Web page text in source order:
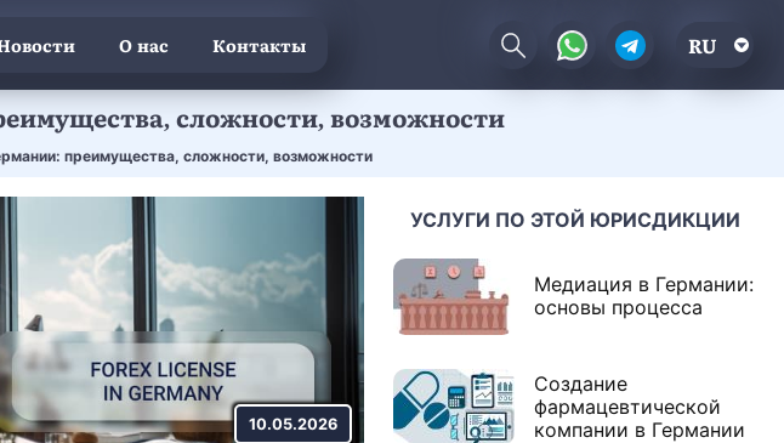
О нас Контакты RU
сложности, возможности
преимущества, сложности, возможности
10.05.2026
УСЛУГИ ПО ЭТОЙ ЮРИСДИКЦИИ
Медиация в Германии:
основы процесса
Создание
фармацевтической
компании в Германии